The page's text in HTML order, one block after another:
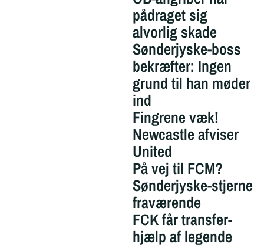
pådraget sig
alvorlig skade
Sønderjyske-boss
bekræfter: Ingen
grund til han møder
ind
Fingrene væk!
Newcastle afviser
United
På vej til FCM?
Sønderjyske-stjerne
fraværende
FCK får transfer-
hjælp af legende